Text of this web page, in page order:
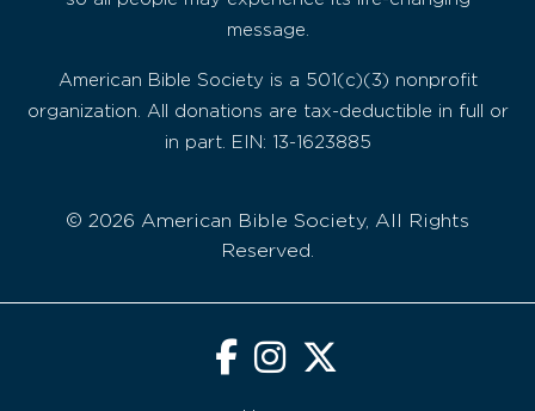
message.
American Bible Society is a 501(c)(3) nonprofit
organization. All donations are tax-deductible in full or
in part. EIN: 13-1623885
© 2026 American Bible Society, All Rights
Reserved.